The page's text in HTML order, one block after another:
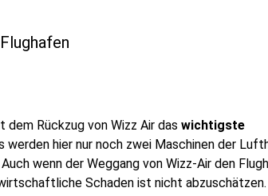
dem Rückzug von Wizz Air das wichtigste
werden hier nur noch zwei Maschinen der
wenn der Weggang von Wizz-Air den
Schaden ist nicht